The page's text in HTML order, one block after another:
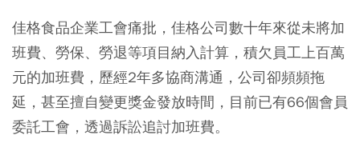
佳格食品企業工會痛批，佳格公司數十年來從未將加
班費、勞保、勞退等項目納入計算，積欠員工上百萬
元的加班費，歷經2年多協商溝通，公司卻頻頻拖
延，甚至擅自變更獎金發放時間，目前已有66個會員
委託工會，透過訴訟追討加班費。